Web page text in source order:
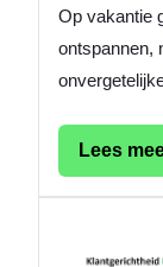
Op vakantie
ontspannen,
Lees